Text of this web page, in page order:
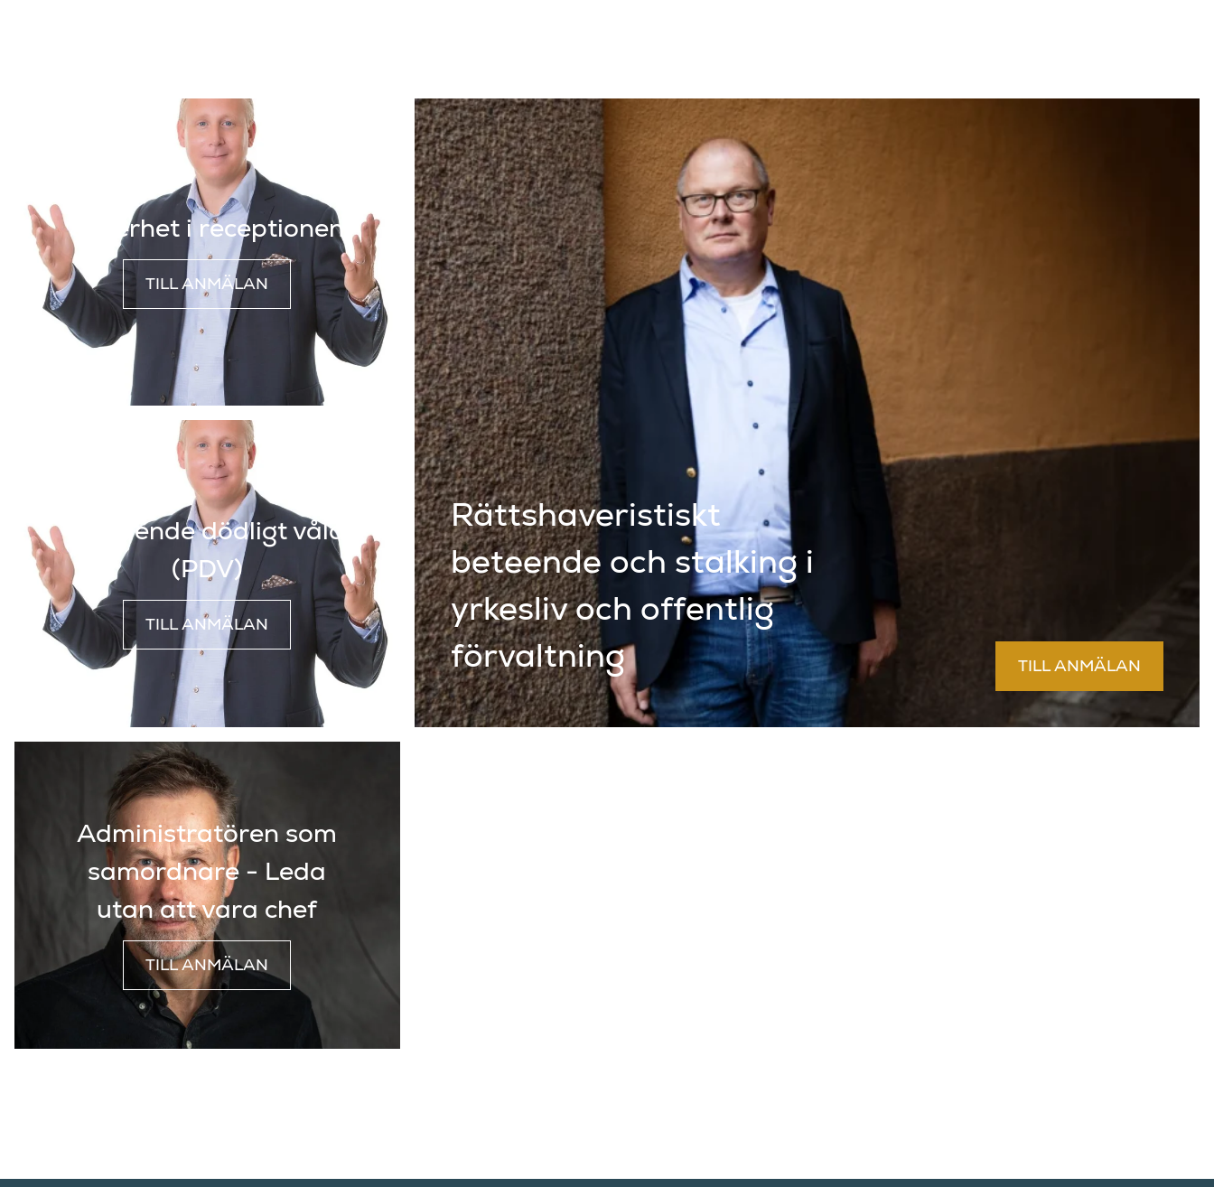
Säkerhet i receptionen
TILL ANMÄLAN
Rättshaveristiskt
beteende och stalking i
yrkesliv och offentlig
förvaltning
TILL ANMÄLAN
Pågående dödligt våld
(PDV)
TILL ANMÄLAN
Administratören som
samordnare - Leda
utan att vara chef
TILL ANMÄLAN